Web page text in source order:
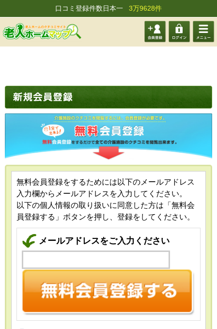
口コミ登録件数日本一 3万9628件
会員登 ログイ メニュ
無料会員登録をするためには以下のメールアドレス
入力欄からメールアドレスを入力してください。
以下の個人情報の取り扱いに同意した方は「無料会
員登録する」ボタンを押し、登録をしてください。
メールアドレスをご入力ください